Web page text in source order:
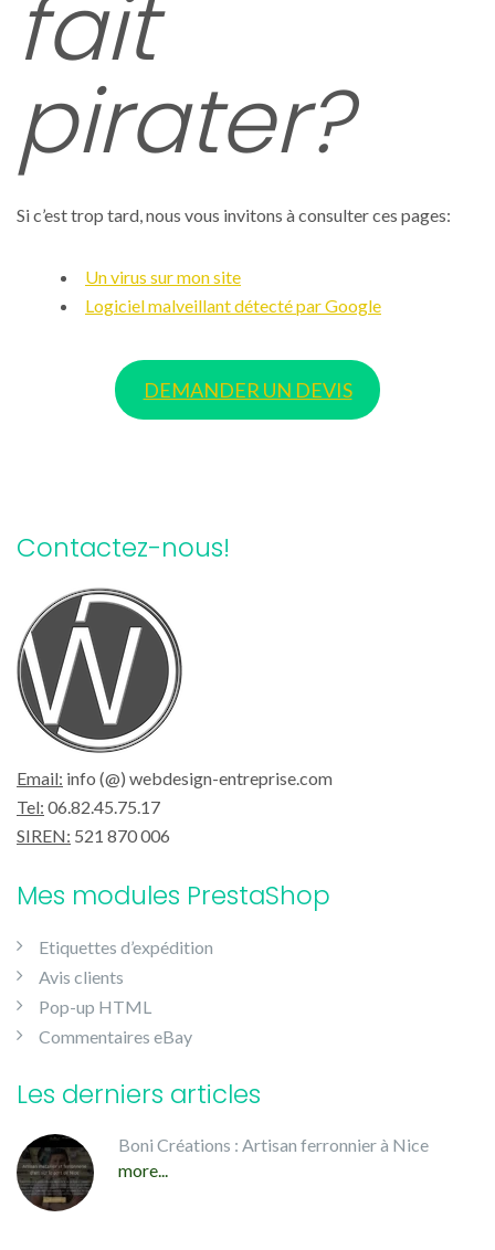
fait
pirater?
Si c’est trop tard, nous vous invitons à consulter ces pages:
Un virus sur mon site
Logiciel malveillant détecté par Google
DEMANDER UN DEVIS
Contactez-nous!
Email: info (@) webdesign-entreprise.com
Tel: 06.82.45.75.17
SIREN: 521 870 006
Mes modules PrestaShop
Etiquettes d’expédition
Avis clients
Pop-up HTML
Commentaires eBay
Les derniers articles
Boni Créations : Artisan ferronnier à Nice
more...